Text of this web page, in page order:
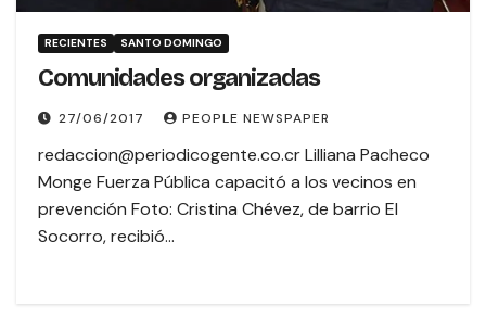
RECIENTES SANTO DOMINGO
Comunidades organizadas
27/06/2017 PEOPLE NEWSPAPER
redaccion@periodicogente.co.cr Lilliana Pacheco
Monge Fuerza Pública capacitó a los vecinos en
prevención Foto: Cristina Chévez, de barrio El
Socorro, recibió…